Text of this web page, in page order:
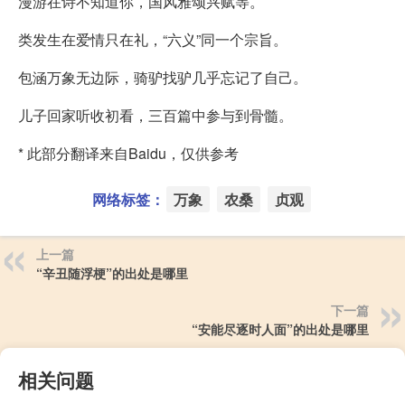
类发生在爱情只在礼，“六义”同一个宗旨。
包涵万象无边际，骑驴找驴几乎忘记了自己。
儿子回家听收初看，三百篇中参与到骨髓。
* 此部分翻译来自Baidu，仅供参考
网络标签： 万象 农桑 贞观
上一篇
“辛丑随浮梗”的出处是哪里
下一篇
“安能尽逐时人面”的出处是哪里
相关问题